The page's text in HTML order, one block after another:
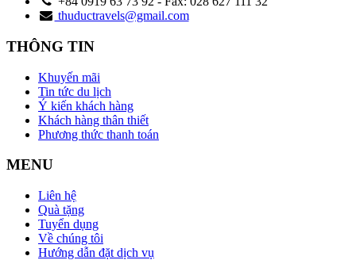
thuductravels@gmail.com
THÔNG TIN
Khuyến mãi
Tin tức du lịch
Ý kiến khách hàng
Khách hàng thân thiết
Phương thức thanh toán
MENU
Liên hệ
Quà tặng
Tuyển dụng
Về chúng tôi
Hướng dẫn đặt dịch vụ